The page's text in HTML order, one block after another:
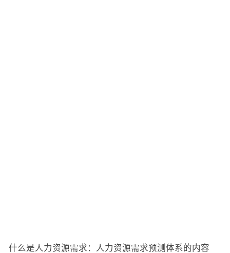
什么是人力资源需求：人力资源需求预测体系的内容